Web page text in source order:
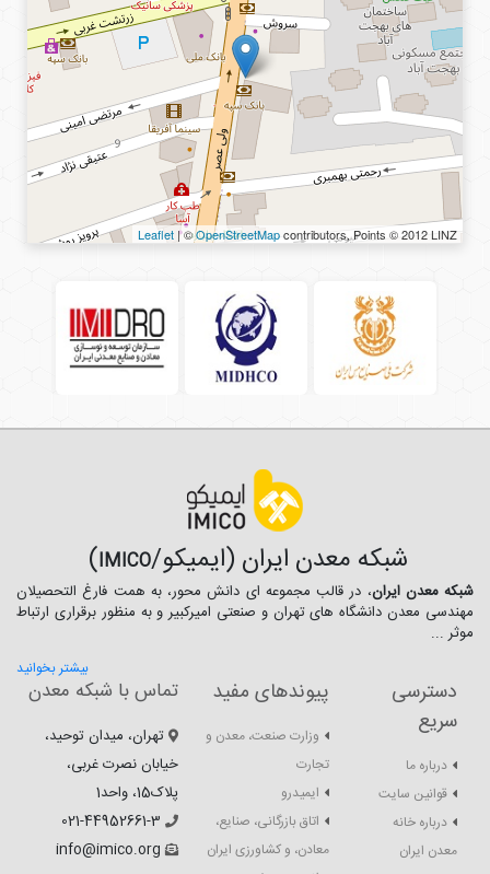
Leaflet | ©OpenStreetMapcontributors, Points © 2012 LINZ
شبکه معدن ایران (ایمیکو/IMICO
)
شبکه معدن ایران، در قالب مجموعه ای دانش محور، به همت فارغ­ التحصیلان
مهندسی معدن دانشگاه ­های تهران و صنعتی امیرکبیر و به منظور برقراری ارتباط
موثر ...
بیشتر بخوانید
دسترسی
سریع
درباره ما
قوانین سایت
درباره خانه
معدن ایران
پیوندهای مفید
وزارت صنعت، معدن و
تجارت
ایمیدرو
اتاق بازرگانی، صنایع،
معادن، و کشاورزی ایران
تماس با شبکه معدن
تهران، میدان توحید،
خیابان نصرت غربی،
پلاک15، واحد1
021-44952661-3
info@imico.org